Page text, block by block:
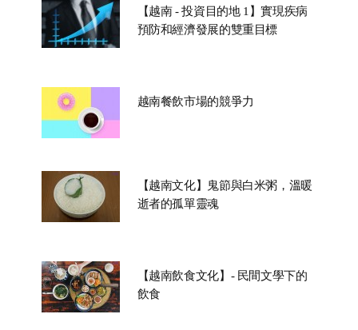
【越南 - 投資目的地 1】實現疾病
預防和經濟發展的雙重目標
越南餐飲市場的競爭力
【越南文化】鬼節與白米粥，溫暖
逝者的孤單靈魂
【越南飲食文化】- 民間文學下的
飲食